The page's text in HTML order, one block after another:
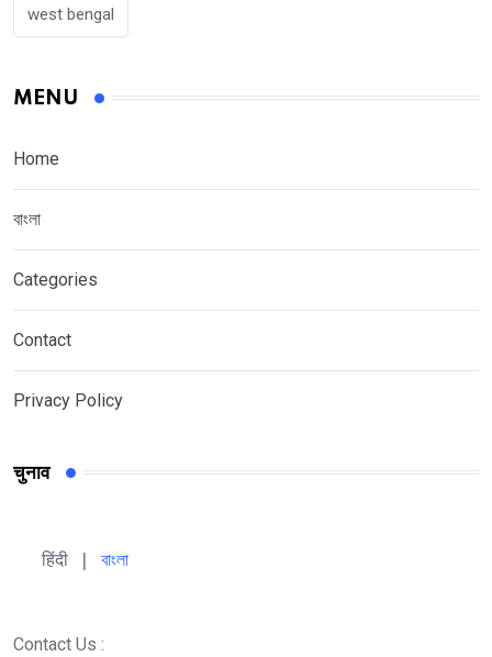
west bengal
MENU
Home
বাংলা
Categories
Contact
Privacy Policy
चुनाव
हिंदी বাংলা
Contact Us :